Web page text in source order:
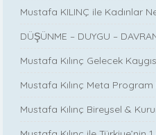
Mustafa KILINÇ ile Kadınlar
DÜŞÜNME – DUYGU –
Mustafa Kılınç Gelecek
Mustafa Kılınç Meta Program
Mustafa Kılınç Bireysel &